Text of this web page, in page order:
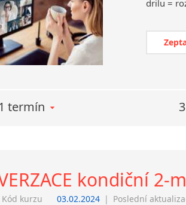
1 termín
kondiční
Kód kurzu 03.02.2024 | Poslední